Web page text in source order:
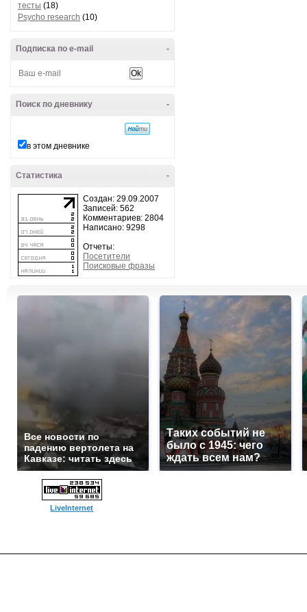
тесты (18)
Psycho research (10)
-
Подписка по e-mail
-
Поиск по дневнику
в этом дневнике
-
Статистика
Создан: 29.09.2007
Записей: 562
Комментариев: 2804
Написано: 9298
Отчеты:
Посетители
Поисковые фразы
Все новости по
падению вертолета на
Кавказе: читать здесь
Таких событий не
было с 1945: чего
ждать всем нам?
LiveInternet